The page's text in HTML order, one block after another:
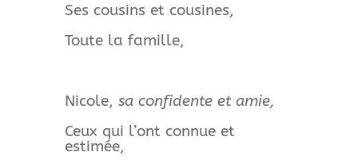
Ses cousins et cousines,
Toute la famille,
Nicole, sa confidente et amie,
Ceux qui l’ont connue et
estimée,